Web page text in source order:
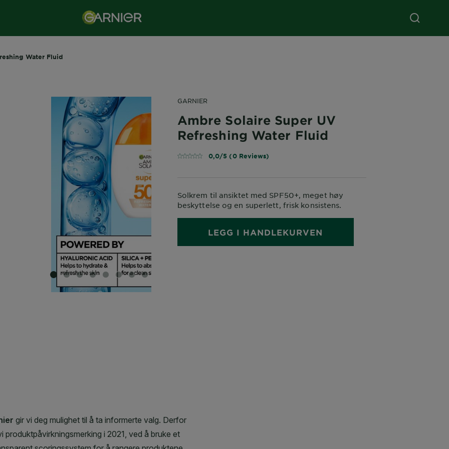
Water Fluid
SLIDE 1SLIDE 2
SLIDE 3
SLIDE 4
SLIDE 5
SLIDE 6
SLIDE 7SLIDE 8
GARNIER
Ambre Solaire Super UV
Refreshing Water Fluid
0,0/5 (0 Reviews)
Solkrem til ansiktet med SPF50+, meget høy
beskyttelse og en superlett, frisk konsistens.
LEGG I HANDLEKURVEN